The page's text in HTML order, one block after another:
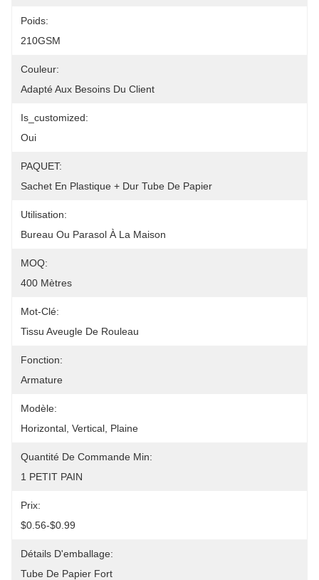
Poids:
210GSM
Couleur:
Adapté Aux Besoins Du Client
Is_customized:
Oui
PAQUET:
Sachet En Plastique + Dur Tube De Papier
Utilisation:
Bureau Ou Parasol À La Maison
MOQ:
400 Mètres
Mot-Clé:
Tissu Aveugle De Rouleau
Fonction:
Armature
Modèle:
Horizontal, Vertical, Plaine
Quantité De Commande Min:
1 PETIT PAIN
Prix:
$0.56-$0.99
Détails D'emballage:
Tube De Papier Fort